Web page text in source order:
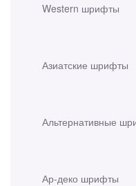
Western шрифты
Азиатские шрифты
Альтернативные
Ар-деко шрифты